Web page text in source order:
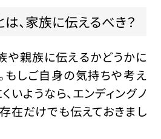
、家族に伝えるべき？
や親族に伝えるかどうかに
もしご自身の気持ちや考え
いようなら、エンディングノ
在だけでも伝えておきまし